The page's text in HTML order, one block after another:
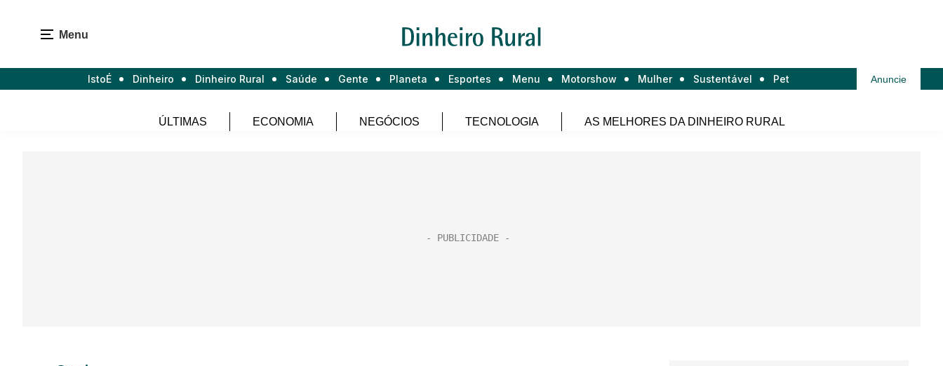
Menu
IstoÉ Dinheiro Dinheiro Rural Saúde Gente Planeta Esportes Menu Motorshow Mulher Sustentável Pet Anuncie
ÚLTIMAS ECONOMIA NEGÓCIOS TECNOLOGIA AS MELHORES DA DINHEIRO RURAL